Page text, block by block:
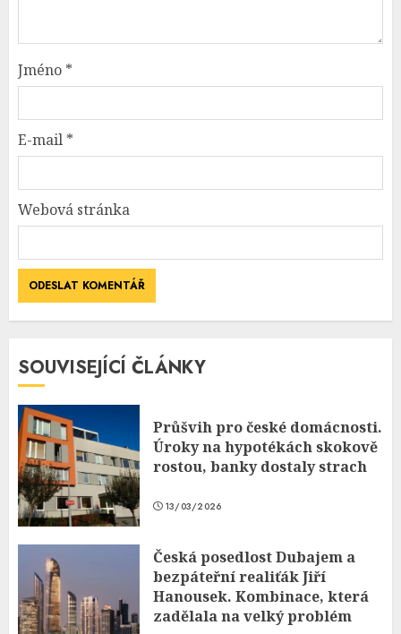
Jméno *
E-mail *
Webová stránka
SOUVISEJÍCÍ ČLÁNKY
Průšvih pro české domácnosti.
Úroky na hypotékách skokově
rostou, banky dostaly strach
13/03/2026
Česká posedlost Dubajem a
bezpáteřní realiťák Jiří
Hanousek. Kombinace, která
zadělala na velký problém